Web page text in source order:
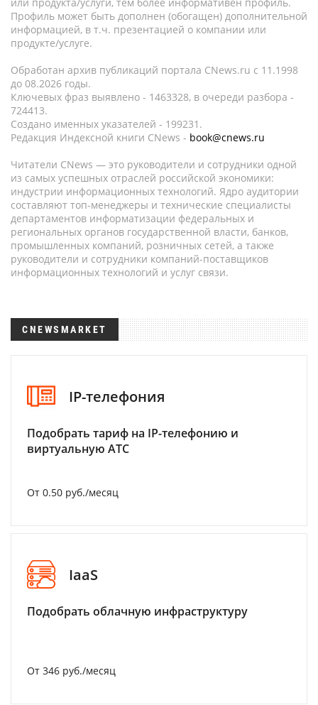
Профиль может быть дополнен (обогащен) дополнительной
информацией, в т.ч. презентацией о компании или
продукте/услуге.
Обработан архив публикаций портала CNews.ru c 11.1998
до 08.2026 годы.
Ключевых фраз выявлено - 1463328, в очереди разбора -
724413.
Создано именных указателей - 199231.
Редакция Индексной книги CNews - book@cnews.ru
Читатели CNews — это руководители и сотрудники одной
из самых успешных отраслей российской экономики:
индустрии информационных технологий. Ядро аудитории
составляют топ-менеджеры и технические специалисты
департаментов информатизации федеральных и
региональных органов государственной власти, банков,
промышленных компаний, розничных сетей, а также
руководители и сотрудники компаний-поставщиков
информационных технологий и услуг связи.
CNEWSMARKET
IP-телефония
Подобрать тариф на IP-телефонию и
виртуальную АТС
От 0.50 руб./месяц
IaaS
Подобрать облачную инфраструктуру
От 346 руб./месяц